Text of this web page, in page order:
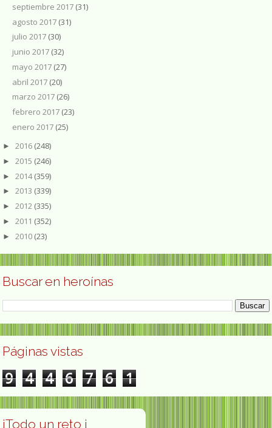
septiembre 2017 (31)
agosto 2017 (31)
julio 2017 (30)
junio 2017 (32)
mayo 2017 (27)
abril 2017 (20)
marzo 2017 (26)
febrero 2017 (23)
enero 2017 (25)
► 2016 (248)
► 2015 (246)
► 2014(359)
► 2013 (339)
► 2012 (335)
► 2011 (352)
► 2010 (23)
Buscar en heroínas
Páginas vistas
9 4 4 6 7 6 1
¡Todo un reto ¡